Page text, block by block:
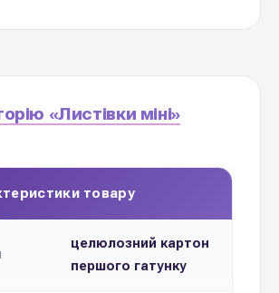
«Листівки міні»
товару
целюлозний картон
першого гатунку